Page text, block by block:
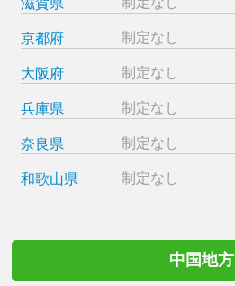
京都府 制定なし
大阪府 制定なし
兵庫県 制定なし
奈良県 制定なし
和歌山県 制定なし
中国地方